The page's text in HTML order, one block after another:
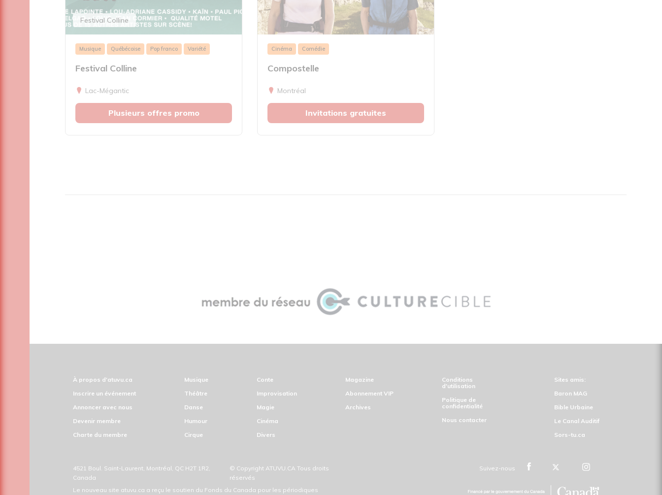
Festival Colline
Musique Québécoise Pop franco Variété
Festival Colline
Lac-Mégantic
Plusieurs offres promo
Cinéma Comédie
Compostelle
Montréal
Invitations gratuites
À propos d'atuvu.ca
Inscrire un événement
Annoncer avec nous
Devenir membre
Charte du membre
Musique
Théâtre
Danse
Humour
Cirque
Conte
Improvisation
Magie
Cinéma
Divers
Magazine
Abonnement VIP
Archives
Conditions
d'utilisation
Politique de
confidentialité
Nous contacter
Sites amis:
Baron MAG
Bible Urbaine
Le Canal Auditif
Sors-tu.ca
4521 Boul. Saint-Laurent, Montréal, QC H2T 1R2,
Canada
© Copyright ATUVU.CA Tous droits
réservés
Suivez-nous
Le nouveau site atuvu.ca a reçu le soutien du Fonds du Canada pour les périodiques